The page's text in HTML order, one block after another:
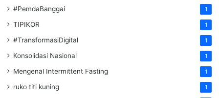
#PemdaBanggai 1
TIPIKOR 1
#TransformasiDigital 1
Konsolidasi Nasional 1
Mengenal Intermittent Fasting 1
ruko titi kuning 1